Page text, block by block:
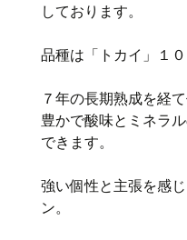
しております。
品種は「トカイ」１０
７年の長期熟成を経
豊かで酸味とミネラ
できます。
強い個性と主張を感
ン。